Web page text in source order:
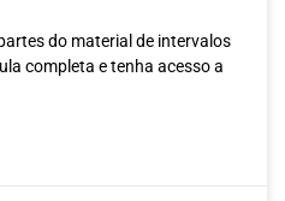
do material de intervalos
completa e tenha acesso a